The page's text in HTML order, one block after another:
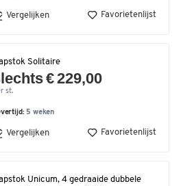
Vergelijken Favorietenlijst
Solitaire
€ 229,00
st.
5 weken
Vergelijken Favorietenlijst
Unicum, 4 gedraaide dubbele